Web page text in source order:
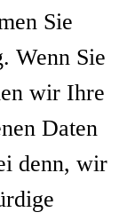
Sie
Wenn Sie
wir Ihre
Daten
denn, wir